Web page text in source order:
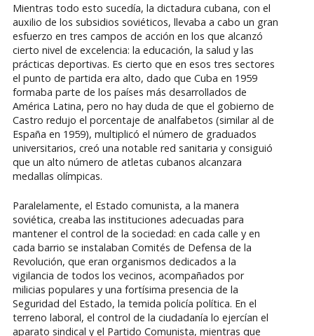
Mientras todo esto sucedía, la dictadura cubana, con el
auxilio de los subsidios soviéticos, llevaba a cabo un gran
esfuerzo en tres campos de acción en los que alcanzó
cierto nivel de excelencia: la educación, la salud y las
prácticas deportivas. Es cierto que en esos tres sectores
el punto de partida era alto, dado que Cuba en 1959
formaba parte de los países más desarrollados de
América Latina, pero no hay duda de que el gobierno de
Castro redujo el porcentaje de analfabetos (similar al de
España en 1959), multiplicó el número de graduados
universitarios, creó una notable red sanitaria y consiguió
que un alto número de atletas cubanos alcanzara
medallas olímpicas.
Paralelamente, el Estado comunista, a la manera
soviética, creaba las instituciones adecuadas para
mantener el control de la sociedad: en cada calle y en
cada barrio se instalaban Comités de Defensa de la
Revolución, que eran organismos dedicados a la
vigilancia de todos los vecinos, acompañados por
milicias populares y una fortísima presencia de la
Seguridad del Estado, la temida policía política. En el
terreno laboral, el control de la ciudadanía lo ejercían el
aparato sindical y el Partido Comunista, mientras que